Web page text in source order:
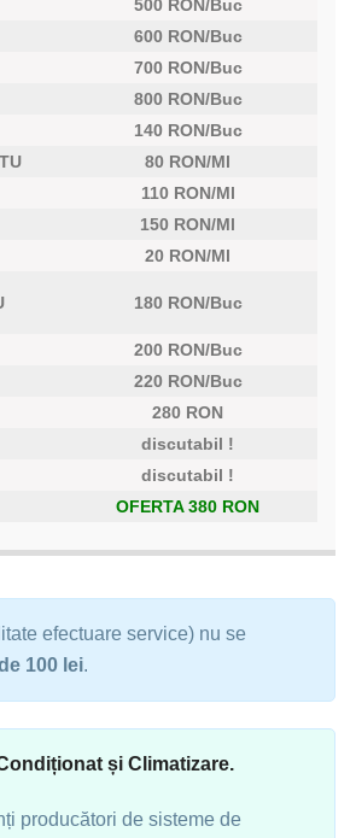
500 RON/Buc
600 RON/Buc
700 RON/Buc
800 RON/Buc
140 RON/Buc
80 RON/Ml
110 RON/Ml
150 RON/Ml
20 RON/Ml
180 RON/Buc
200 RON/Buc
220 RON/Buc
280 RON
discutabil !
discutabil !
OFERTA 380 RON
efectuare service) nu se
100 lei.
și Climatizare.
producători de sisteme de